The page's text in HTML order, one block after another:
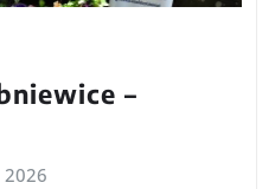
–
2026